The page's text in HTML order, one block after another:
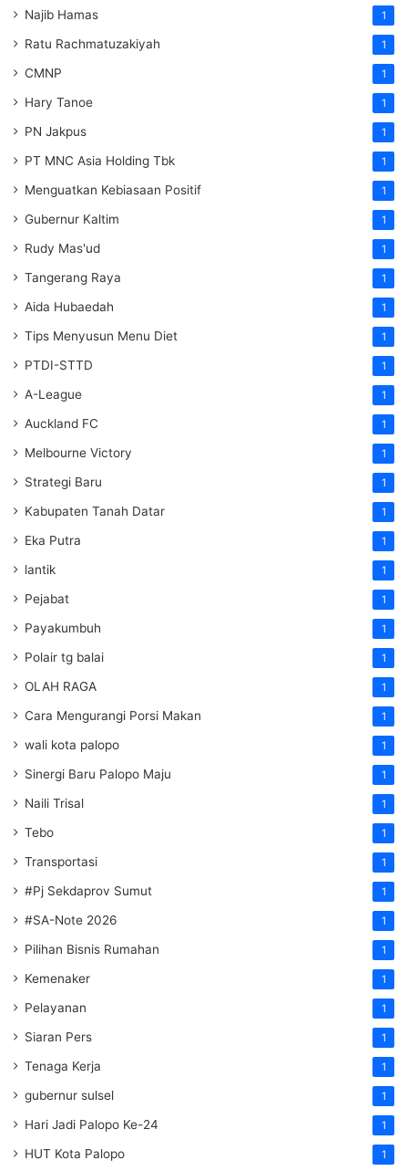
Najib Hamas 1
Ratu Rachmatuzakiyah 1
CMNP 1
Hary Tanoe 1
PN Jakpus 1
PT MNC Asia Holding Tbk 1
Menguatkan Kebiasaan Positif 1
Gubernur Kaltim 1
Rudy Mas'ud 1
Tangerang Raya 1
Aida Hubaedah 1
Tips Menyusun Menu Diet 1
PTDI-STTD 1
A-League 1
Auckland FC 1
Melbourne Victory 1
Strategi Baru 1
Kabupaten Tanah Datar 1
Eka Putra 1
lantik 1
Pejabat 1
Payakumbuh 1
Polair tg balai 1
OLAH RAGA 1
Cara Mengurangi Porsi Makan 1
wali kota palopo 1
Sinergi Baru Palopo Maju 1
Naili Trisal 1
Tebo 1
Transportasi 1
#Pj Sekdaprov Sumut 1
#SA-Note 2026 1
Pilihan Bisnis Rumahan 1
Kemenaker 1
Pelayanan 1
Siaran Pers 1
Tenaga Kerja 1
gubernur sulsel 1
Hari Jadi Palopo Ke-24 1
HUT Kota Palopo 1